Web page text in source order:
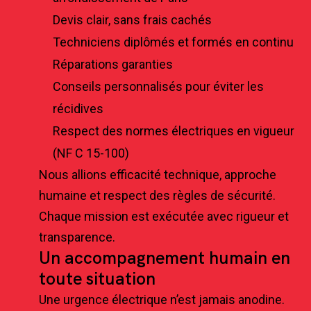
Devis clair, sans frais cachés
Techniciens diplômés et formés en continu
Réparations garanties
Conseils personnalisés pour éviter les
récidives
Respect des normes électriques en vigueur
(NF C 15-100)
Nous allions efficacité technique, approche
humaine et respect des règles de sécurité.
Chaque mission est exécutée avec rigueur et
transparence.
Un accompagnement humain en
toute situation
Une urgence électrique n’est jamais anodine.